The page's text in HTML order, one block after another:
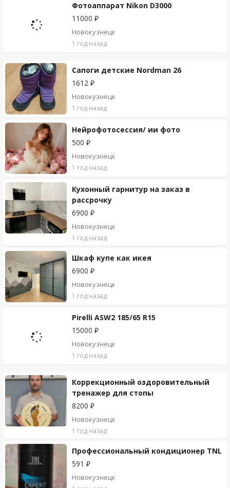
Фотоаппарат Nikon D3000
11000 ₽
Новокузнецк
1 год назад
Сапоги детские Nordman 26
1612 ₽
Новокузнецк
1 год назад
Нейрофотосессия/ ии фото
500 ₽
Новокузнецк
1 год назад
Кухонный гарнитур на заказ в
рассрочку
6900 ₽
Новокузнецк
1 год назад
Шкаф купе как икея
6900 ₽
Новокузнецк
1 год назад
Pirelli ASW2 185/65 R15
15000 ₽
Новокузнецк
1 год назад
Коррекционный оздоровительный
тренажер для стопы
8200 ₽
Новокузнецк
1 год назад
Профессиональный кондиционер TNL
591 ₽
Новокузнецк